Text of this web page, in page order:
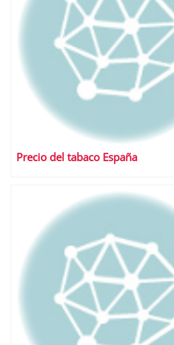
Precio del tabaco España